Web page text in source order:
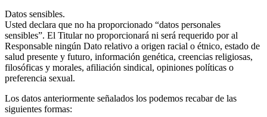
Datos sensibles.
Usted declara que no ha proporcionado “datos personales
sensibles”. El Titular no proporcionará ni será requerido por al
Responsable ningún Dato relativo a origen racial o étnico, estado de
salud presente y futuro, información genética, creencias religiosas,
filosóficas y morales, afiliación sindical, opiniones políticas o
preferencia sexual.
Los datos anteriormente señalados los podemos recabar de las
siguientes formas: